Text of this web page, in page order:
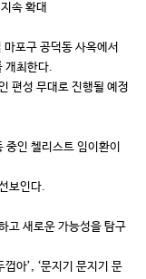
속 확대
포구 공덕동 사옥에서
개최한다.
편성 무대로 진행될 예정
인 첼리스트 임이환이
보인다.
고 새로운 가능성을 탐구
아’, ‘문지기 문지기 문